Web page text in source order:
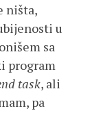
ništa,
u
sa
program
task, ali
pa